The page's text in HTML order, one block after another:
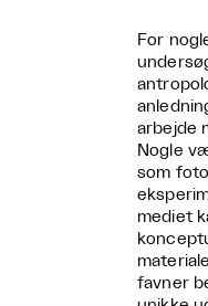
For
arbejde
Nogle
som
mediet
favner